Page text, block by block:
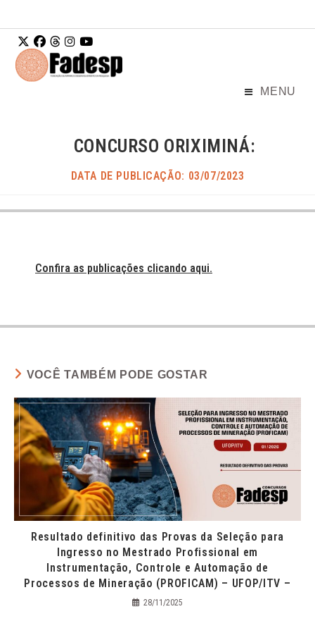
conteúdo
MENU
CONCURSO ORIXIMINÁ:
DATA DE PUBLICAÇÃO: 03/07/2023
Confira as publicações clicando aqui.
VOCÊ TAMBÉM PODE GOSTAR
Resultado definitivo das Provas da Seleção para
Ingresso no Mestrado Profissional em
Instrumentação, Controle e Automação de
Processos de Mineração (PROFICAM) – UFOP/ITV –
28/11/2025